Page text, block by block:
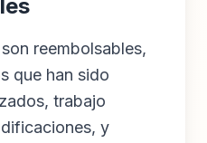
reembolsables,
que han sido
trabajo
y